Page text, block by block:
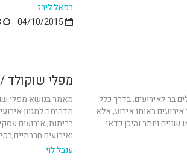
רפאל לירז
בר לאירועים. בדרך כלל
באותו אירוע, אלא
ויותר והיכן כדאי
מפלי שוקולד
מאמר בנושא מפלי
מדהימה למגוון
בריתות, אירועים
ואירועים
ענבל לוי